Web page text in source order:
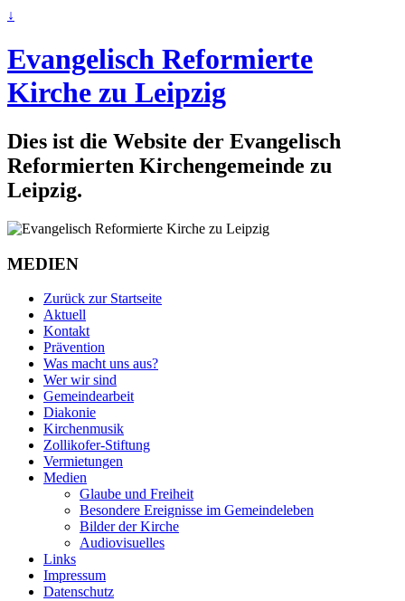
↓
Evangelisch Reformierte
Kirche zu Leipzig
Dies ist die Website der Evangelisch
Reformierten Kirchengemeinde zu
Leipzig.
MEDIEN
Zurück zur Startseite
Aktuell
Kontakt
Prävention
Was macht uns aus?
Wer wir sind
Gemeindearbeit
Diakonie
Kirchenmusik
Zollikofer-Stiftung
Vermietungen
Medien
Glaube und Freiheit
Besondere Ereignisse im Gemeindeleben
Bilder der Kirche
Audiovisuelles
Links
Impressum
Datenschutz